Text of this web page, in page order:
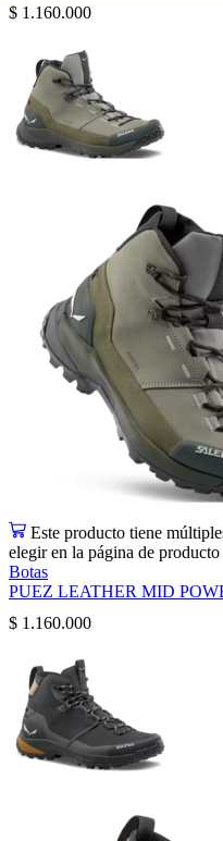
$ 1.160.000
Este producto tiene
elegir en la página de producto
Botas
PUEZ LEATHER MID
$ 1.160.000